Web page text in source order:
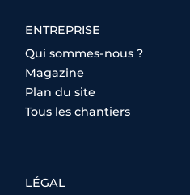
ENTREPRISE
Qui sommes-nous ?
Magazine
Plan du site
Tous les chantiers
LÉGAL